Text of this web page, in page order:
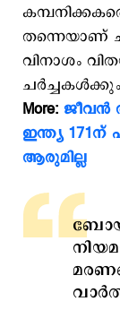
തന്നെയാണ്
വിനാശം
More: ജീവന്‍
ഇന്ത്യ 171ന്
‌ആരുമില്ല